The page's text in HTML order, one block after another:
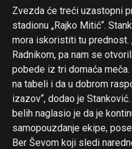
Zvezda će treći uzastopni
stadionu „Rajko Mitić“.
mora iskoristiti tu prednost.
Radnikom, pa nam se
pobede iz tri domaća
na tabeli i da u dobrom
izazov“, dodao je
belih naglasio je da je
samopouzdanje ekipe,
Ber Ševom koji sledi